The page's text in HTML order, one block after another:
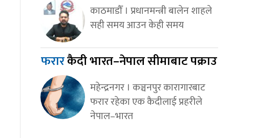
काठमाडौँ । प्रधानमन्त्री बालेन शाहले
सही समय आउन केही समय
फरारकैदी भारत–नेपाल सीमाबाट पक्राउ
महेन्द्रनगर । कञ्चनपुर कारागारबाट
फरार रहेका एक कैदीलाई प्रहरीले
नेपाल–भारत